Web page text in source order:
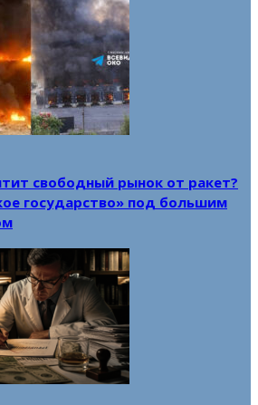
свободный рынок от ракет?
государство» под большим